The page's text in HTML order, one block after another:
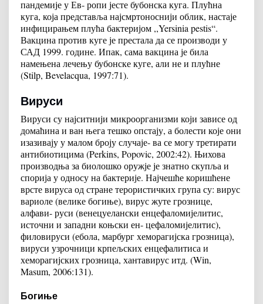
пандемије у Ев- ропи јесте бубонска куга. Плућна
куга, која представља најсмртоноснији облик, настаје
инфицирањем плућа бактеријом ,,Yersinia pestis“.
Вакцина против куге је престала да се производи у
САД 1999. године. Ипак, сама вакцина је била
намењена лечењу бубонске куге, али не и плућне
(Stilp, Bevelacqua, 1997:71).
Вируси
Вируси су најситнији микроорганизми који зависе од
домаћина и ван њега тешко опстају, а болести које они
изазивају у малом броју случаје- ва се могу третирати
антибиотицима (Perkins, Popovic, 2002:42). Њихова
производња за биолошко оружје је знатно скупља и
спорија у односу на бактерије. Најчешће коришћене
врсте вируса од стране терористичких група су: вирус
вариоле (велике богиње), вирус жуте грознице,
алфави- руси (венецуелански енцефаломијелитис,
источни и западни коњски ен- цефаломијелитис),
филовируси (ебола, марбург хеморагијска грозница),
вируси узрочници крпељских енцефалитиса и
хеморагијских грозница, хантавирус итд. (Win,
Masum, 2006:131).
Богиње